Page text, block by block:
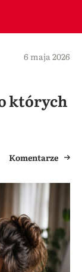
6 maja 2026
których
Komentarze